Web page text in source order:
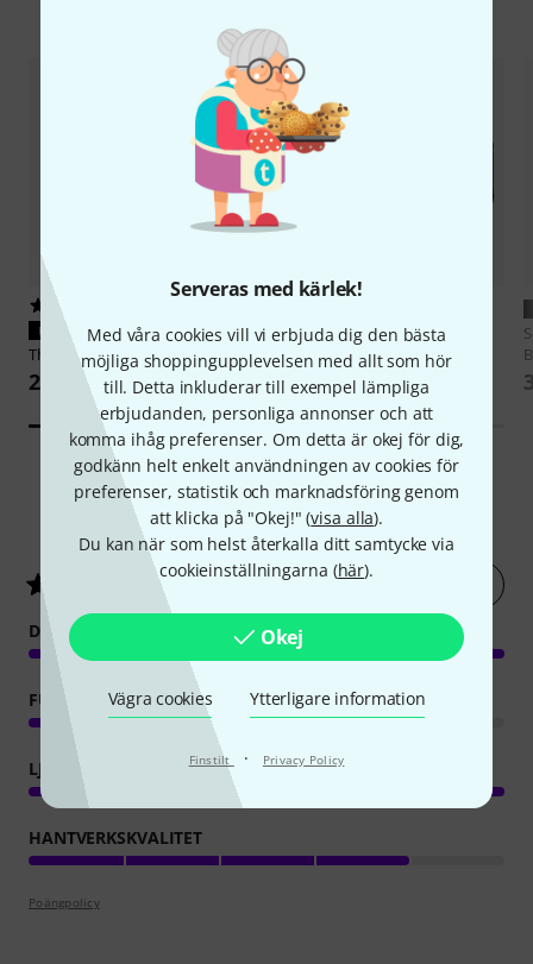
Serveras med kärlek!
Med våra cookies vill vi erbjuda dig den bästa
möjliga shoppingupplevelsen med allt som hör
till. Detta inkluderar till exempel lämpliga
erbjudanden, personliga annonser och att
komma ihåg preferenser. Om detta är okej för dig,
godkänn helt enkelt användningen av cookies för
preferenser, statistik och marknadsföring genom
att klicka på "Okej!" (visa alla).
Du kan när som helst återkalla ditt samtycke via
cookieinställningarna (här).
Okej
Vägra cookies Ytterligare information
Finstilt · Privacy Policy
PASSAR GARANTERAT
ThomannLR6 AA 4pc
26 kr
PASSAR GARANTERAT
Sennheiser HHP2
75 kr
1Kundbetyg
5/ 5 Betygsätt nu
DRIFT
FUNKTIONER
LJUD
HANTVERKSKVALITET
Poängpolicy